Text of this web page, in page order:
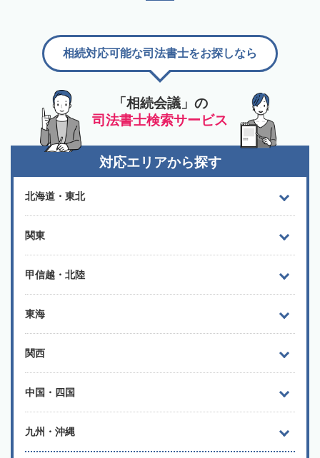
「相続会議」の
司法書士検索サービス
相続対応可能な司法書士をお探しなら
対応エリアから探す
北海道・東北
関東
甲信越・北陸
東海
関西
中国・四国
九州・沖縄